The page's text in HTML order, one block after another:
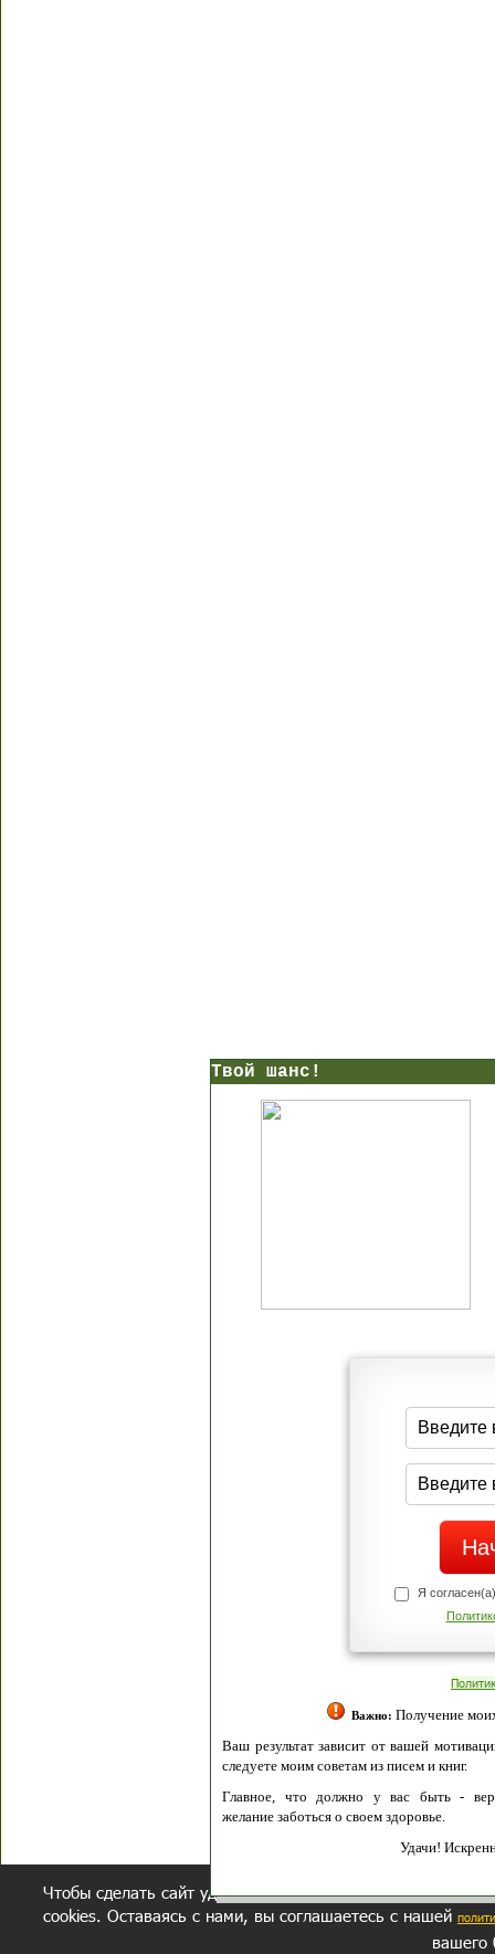
Твой шанс!
Я
Важно: Получение
Ваш результат зависит от вашей
следуете моим советам из писем и книг.
Главное, что должно у вас быть -
желание заботься о своем здоровье.
Удачи!
Чтобы сделать сайт удобнее, осуществляется обработка
cookies. Оставаясь с нами, вы соглашаетесь с нашей
вашего